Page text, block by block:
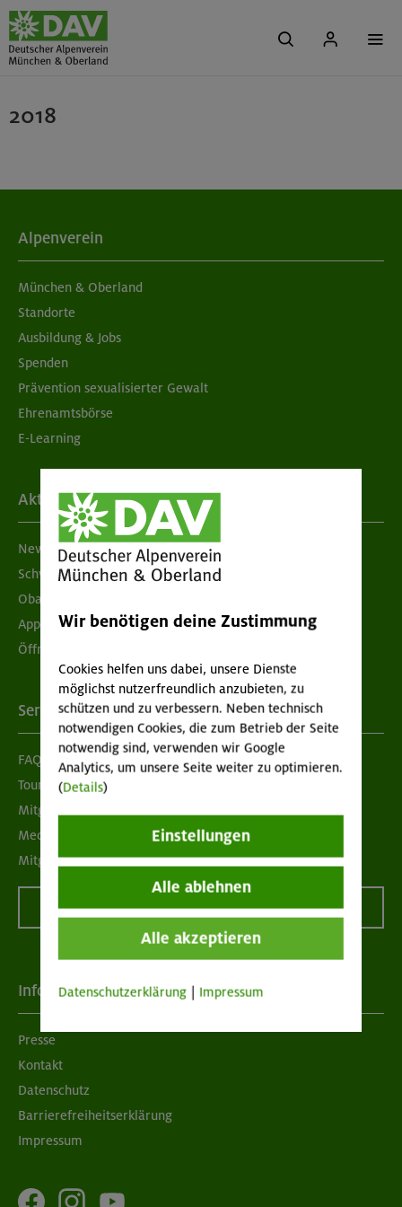
2018
Alpenverein
München & Oberland
Standorte
Ausbildung & Jobs
Spenden
Prävention sexualisierter Gewalt
Ehrenamtsbörse
E-Learning
Aktuelles
Newsletter
Schwarzes Brett
Obacht geben!
App "Mein DAV+"
Öffnungszeiten
Services
FAQ
Tour der Woche
Mitgliedermagazin alpinwelt
Mediadaten
Mitgliedschaft kündigen
Vertrag widerrufen
Info
Presse
Kontakt
Datenschutz
Barrierefreiheitserklärung
Impressum
Wir benötigen deine Zustimmung
Cookies helfen uns dabei, unsere Dienste
möglichst nutzerfreundlich anzubieten, zu
schützen und zu verbessern. Neben technisch
notwendigen Cookies, die zum Betrieb der Seite
notwendig sind, verwenden wir Google
Analytics, um unsere Seite weiter zu optimieren.
(Details)
Einstellungen
Alle ablehnen
Alle akzeptieren
Datenschutzerklärung Impressum